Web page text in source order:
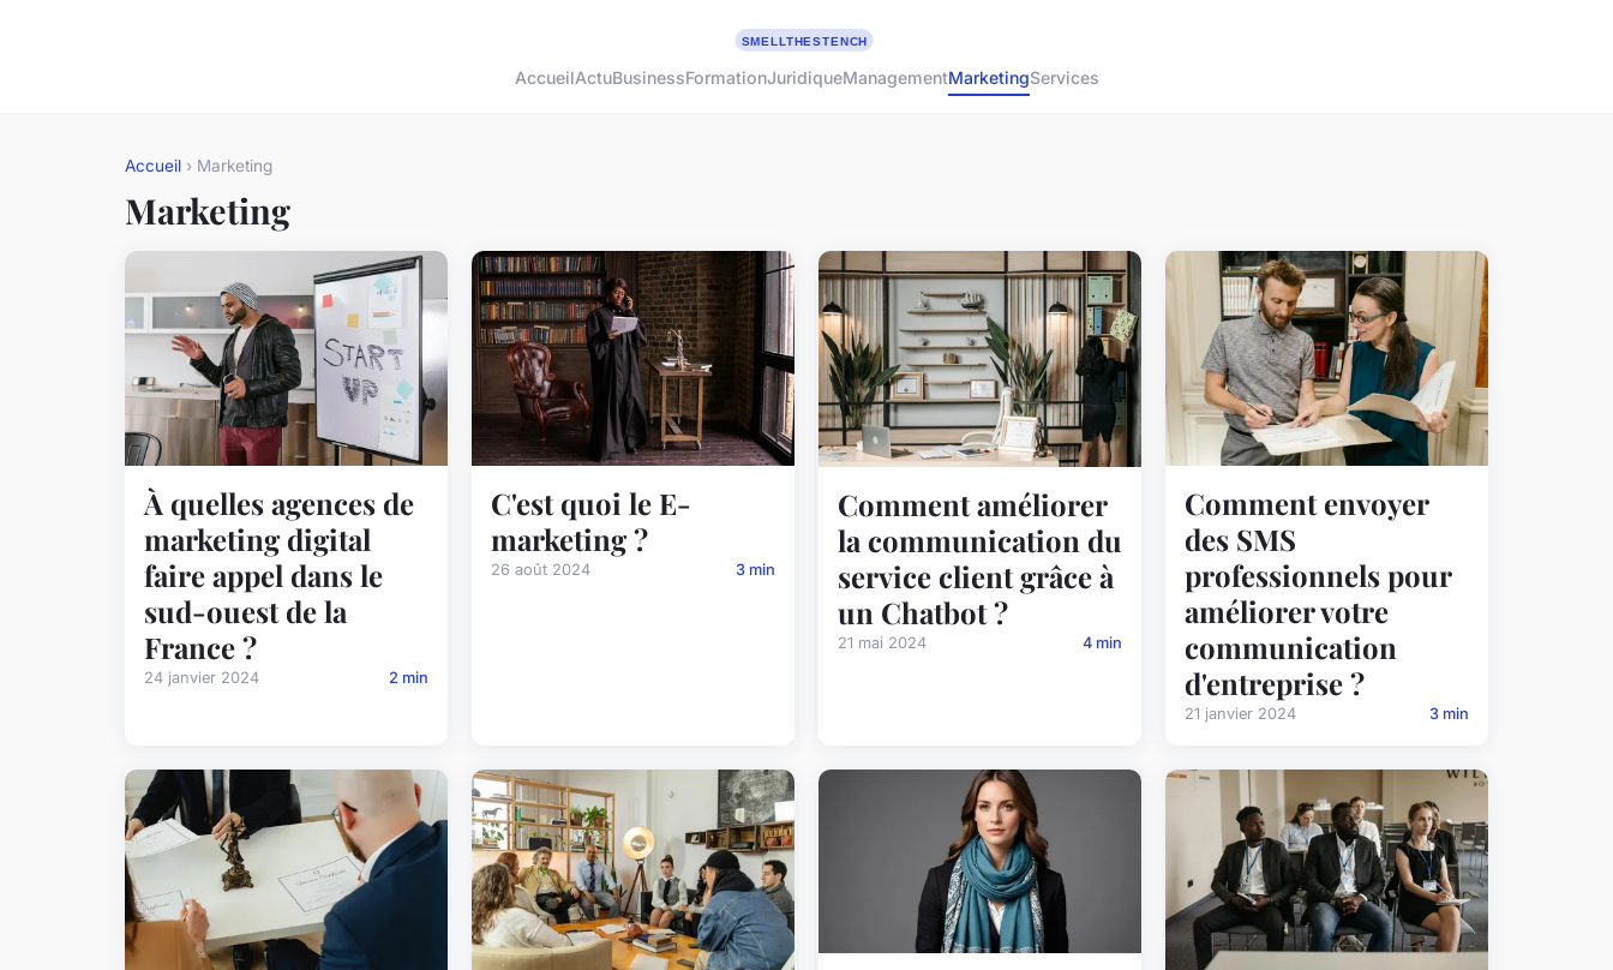
AccueilActuBusinessFormationJuridiqueManagementMarketingServices
Accueil › Marketing
Marketing
À quelles agences de
marketing digital
faire appel dans le
sud-ouest de la
France ?
24 janvier 2024 2 min
C'est quoi le E-
marketing ?
26 août 2024 3 min
Comment améliorer
la communication du
service client grâce à
un Chatbot ?
21 mai 2024 4 min
Comment envoyer
des SMS
professionnels pour
améliorer votre
communication
d'entreprise ?
21 janvier 2024 3 min